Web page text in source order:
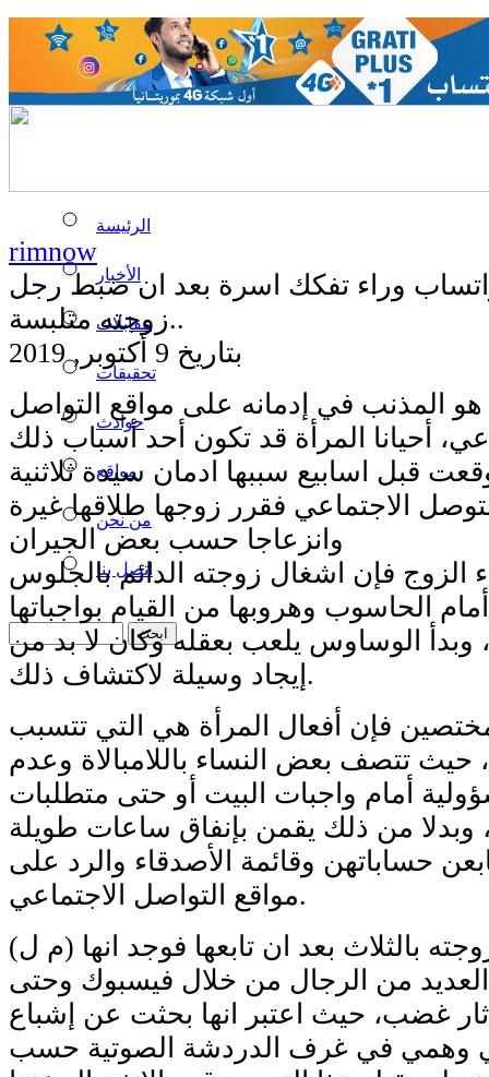
الرئيسة
الأخبار
مقابلات
تحقيقات
حوادث
مواقع
من نحن
اتصل بنا
rimnow
وراء تفكك اسرة بعد ان ضبط رجل
زوجته متلبسة..
بتاريخ 9 أكتوبر, 2019
المذنب في إدمانه على مواقع التواصل
قبل اسابيع سببها ادمان سيدة ثلاثنية
الاجتماعي فقرر زوجها طلاقها غيرة
وانزعاجا حسب بعض الجيران
فإن اشغال زوجته الدائم بالجلوس
الحاسوب وهروبها من القيام بواجباتها
وبدأ الوساوس يلعب بعقله وكان لا بد من
إيجاد وسيلة لاكتشاف ذلك.
فإن أفعال المرأة هي التي تتسبب
حيث تتصف بعض النساء باللامبالاة وعدم
أمام واجبات البيت أو حتى متطلبات
وبدلا من ذلك يقمن بإنفاق ساعات طويلة
حساباتهن وقائمة الأصدقاء والرد على
مواقع التواصل الاجتماعي.
(م ل) الاربعيني طلق زوجته بالثلاث بعد ان تابعها فوجد انها
من الرجال من خلال فيسبوك وحتى
غضب، حيث اعتبر انها بحثت عن إشباع
وهمي في غرف الدردشة الصوتية حسب